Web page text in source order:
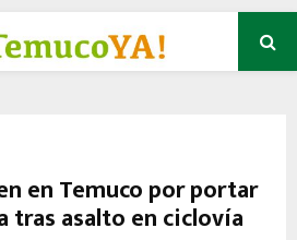
en Temuco por portar
tras asalto en ciclovía